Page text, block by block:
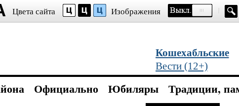
Цвета сайта Изображения
Кошехабльские
Вести (12+)
Официально Юбиляры
Традиции,